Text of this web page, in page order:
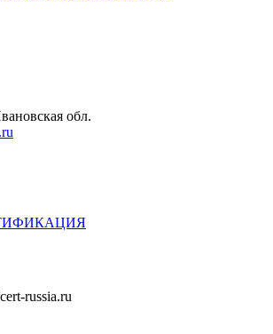
обл.
russia.ru